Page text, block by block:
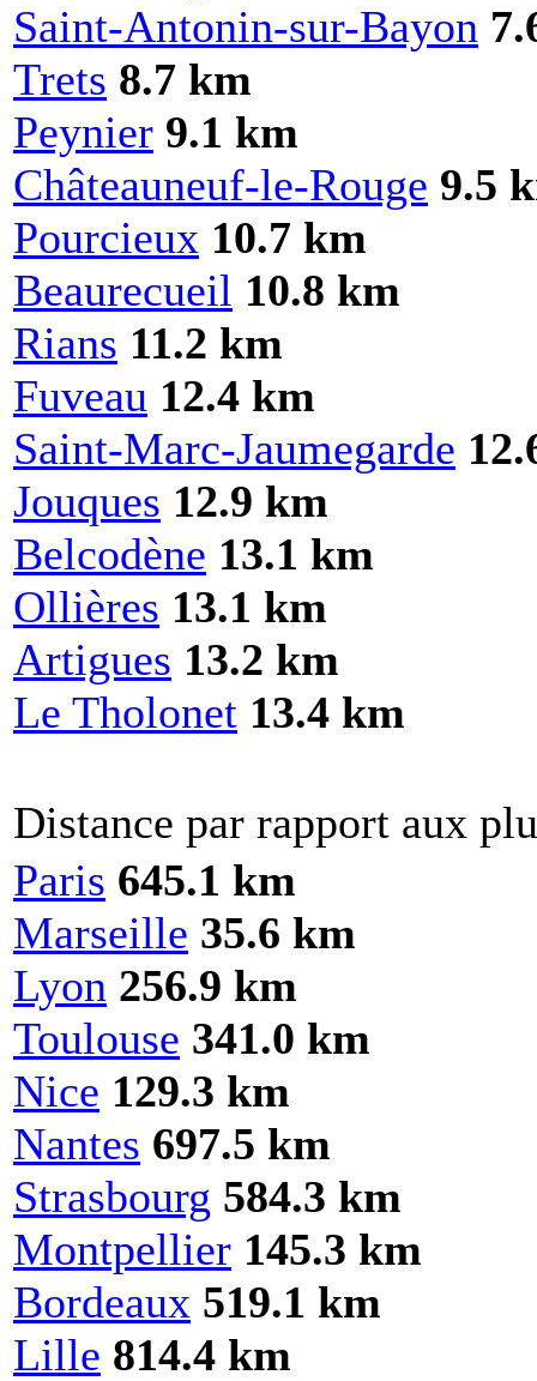
Saint-Antonin-sur-Bayon
Trets 8.7 km
Peynier 9.1 km
Châteauneuf-le-Rouge 9.5
Pourcieux 10.7 km
Beaurecueil 10.8 km
Rians 11.2 km
Fuveau 12.4 km
Saint-Marc-Jaumegarde
Jouques 12.9 km
Belcodène 13.1 km
Ollières 13.1 km
Artigues 13.2 km
Le Tholonet 13.4 km
Distance par rapport aux
Paris 645.1 km
Marseille 35.6 km
Lyon 256.9 km
Toulouse 341.0 km
Nice 129.3 km
Nantes 697.5 km
Strasbourg 584.3 km
Montpellier 145.3 km
Bordeaux 519.1 km
Lille 814.4 km